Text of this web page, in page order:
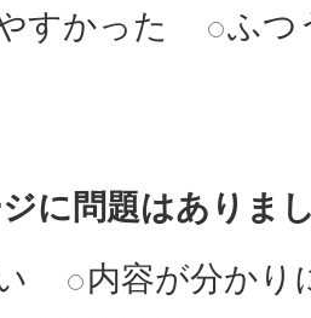
すかった
ふつ
に問題はありま
内容が分かり